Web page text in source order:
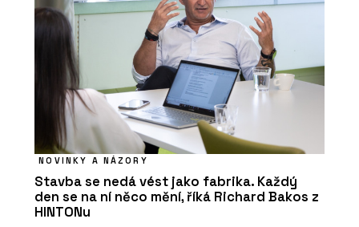
NOVINKY A NÁZORY
Stavba se nedá vést jako fabrika. Každý
den se na ní něco mění, říká Richard Bakos z
HINTONu